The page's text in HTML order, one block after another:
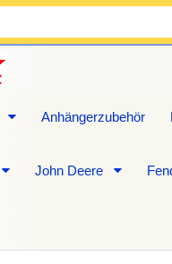
Anhängerzubehör
John Deere